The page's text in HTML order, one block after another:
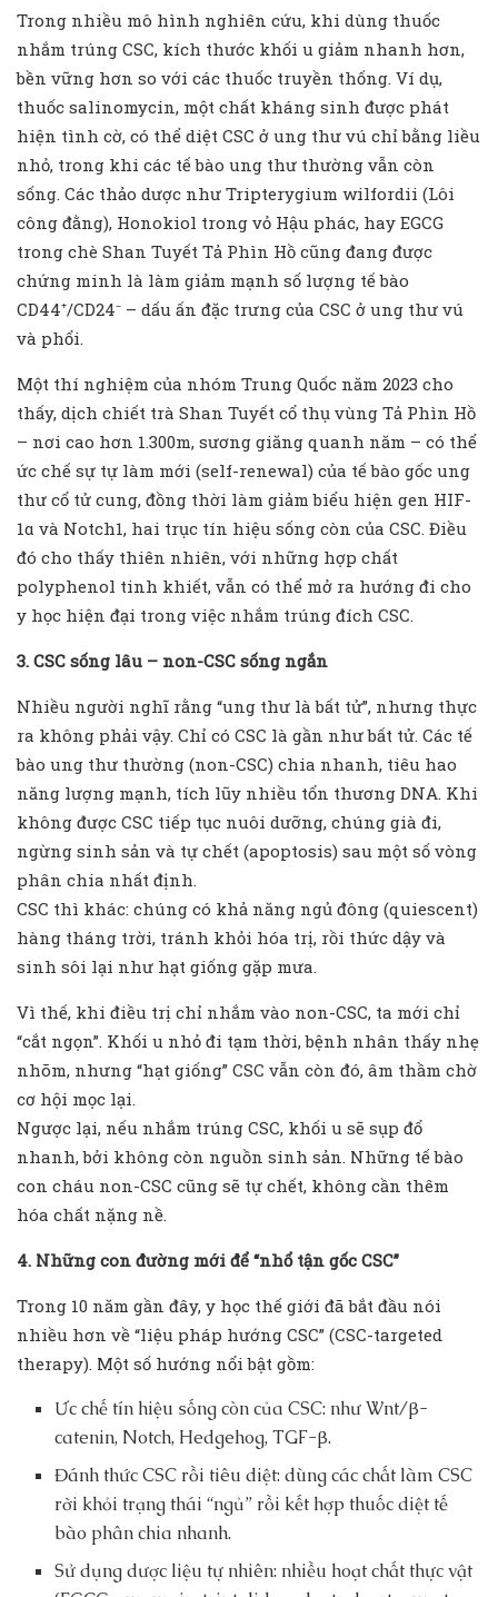
Trong nhiều mô hình nghiên cứu, khi dùng thuốc
nhắm trúng CSC, kích thước khối u giảm nhanh hơn,
bền vững hơn so với các thuốc truyền thống. Ví dụ,
thuốc salinomycin, một chất kháng sinh được phát
hiện tình cờ, có thể diệt CSC ở ung thư vú chỉ bằng liều
nhỏ, trong khi các tế bào ung thư thường vẫn còn
sống. Các thảo dược như Tripterygium wilfordii (Lôi
công đằng), Honokiol trong vỏ Hậu phác, hay EGCG
trong chè Shan Tuyết Tả Phìn Hồ cũng đang được
chứng minh là làm giảm mạnh số lượng tế bào
CD44⁺/CD24⁻ – dấu ấn đặc trưng của CSC ở ung thư vú
và phổi.
Một thí nghiệm của nhóm Trung Quốc năm 2023 cho
thấy, dịch chiết trà Shan Tuyết cổ thụ vùng Tả Phìn Hồ
– nơi cao hơn 1.300m, sương giăng quanh năm – có thể
ức chế sự tự làm mới (self-renewal) của tế bào gốc ung
thư cổ tử cung, đồng thời làm giảm biểu hiện gen HIF-
1α và Notch1, hai trục tín hiệu sống còn của CSC. Điều
đó cho thấy thiên nhiên, với những hợp chất
polyphenol tinh khiết, vẫn có thể mở ra hướng đi cho
y học hiện đại trong việc nhắm trúng đích CSC.
3. CSC sống lâu – non-CSC sống ngắn
Nhiều người nghĩ rằng “ung thư là bất tử”, nhưng thực
ra không phải vậy. Chỉ có CSC là gần như bất tử. Các tế
bào ung thư thường (non-CSC) chia nhanh, tiêu hao
năng lượng mạnh, tích lũy nhiều tổn thương DNA. Khi
không được CSC tiếp tục nuôi dưỡng, chúng già đi,
ngừng sinh sản và tự chết (apoptosis) sau một số vòng
phân chia nhất định.
CSC thì khác: chúng có khả năng ngủ đông (quiescent)
hàng tháng trời, tránh khỏi hóa trị, rồi thức dậy và
sinh sôi lại như hạt giống gặp mưa.
Vì thế, khi điều trị chỉ nhắm vào non-CSC, ta mới chỉ
“cắt ngọn”. Khối u nhỏ đi tạm thời, bệnh nhân thấy nhẹ
nhõm, nhưng “hạt giống” CSC vẫn còn đó, âm thầm chờ
cơ hội mọc lại.
Ngược lại, nếu nhắm trúng CSC, khối u sẽ sụp đổ
nhanh, bởi không còn nguồn sinh sản. Những tế bào
con cháu non-CSC cũng sẽ tự chết, không cần thêm
hóa chất nặng nề.
4. Những con đường mới để “nhổ tận gốc CSC”
Trong 10 năm gần đây, y học thế giới đã bắt đầu nói
nhiều hơn về “liệu pháp hướng CSC” (CSC-targeted
therapy). Một số hướng nổi bật gồm:
Ức chế tín hiệu sống còn của CSC: như Wnt/β-
catenin, Notch, Hedgehog, TGF-β.
Đánh thức CSC rồi tiêu diệt: dùng các chất làm CSC
rời khỏi trạng thái “ngủ” rồi kết hợp thuốc diệt tế
bào phân chia nhanh.
Sử dụng dược liệu tự nhiên: nhiều hoạt chất thực vật